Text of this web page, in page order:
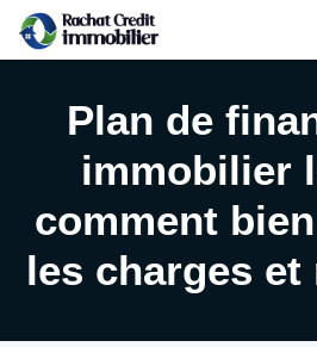
Plan de
immobilier
comment
les charges et